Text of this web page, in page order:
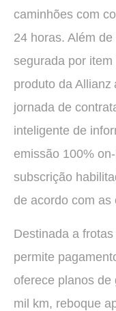
caminhões com
24 horas. Além
segurada por
produto da
jornada de
inteligente de
emissão 100%
subscrição
de acordo com as
Destinada a
permite
oferece planos de
mil km, reboque